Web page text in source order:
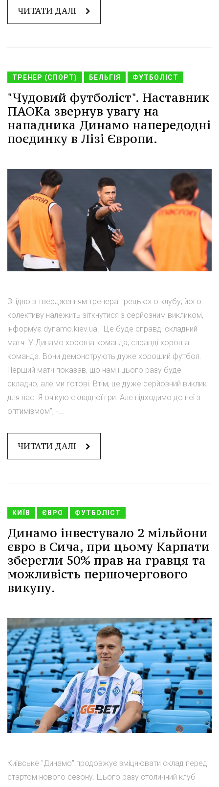
ЧИТАТИ ДАЛІ
ТРЕНЕР (СПОРТ) БЕЛЬГІЯ ФУТБОЛІСТ
"Чудовий футболіст". Наставник
ПАОКа звернув увагу на
нападника Динамо напередодні
поєдинку в Лізі Європи.
Згідно з твердженням тренера грецького клубу, його
колективу належить зіткнутися з серйозним викликом,
інформує dynamo.kiev.ua. "Це буде справді складний
матч. У Динамо хороша команда, справді хороша
команда. Вони демонструють дуже хороший футбол.
Перший матч показав, що нам і цього разу буде
складно, але ми готові. Втім, це дуже серйозний виклик
для нас. Я очікую складної гри. Але підходимо до неї з
оптимізмом", -...
ЧИТАТИ ДАЛІ
КИЇВ ЄВРО ФУТБОЛІСТ
Динамо інвестувало 2 мільйони
євро в Сича, при цьому Карпати
зберегли 50% прав на гравця та
можливість першочергового
викупу.
Київське "Динамо" продовжує зміцнювати склад перед
стартом нового сезону. Цього разу столичний клуб